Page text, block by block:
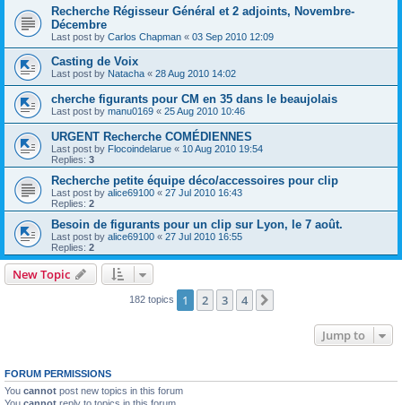
Recherche Régisseur Général et 2 adjoints, Novembre-
Décembre
Last post by Carlos Chapman « 03 Sep 2010 12:09
Casting de Voix
Last post by Natacha « 28 Aug 2010 14:02
cherche figurants pour CM en 35 dans le beaujolais
Last post by manu0169 « 25 Aug 2010 10:46
URGENT Recherche COMÉDIENNES
Last post by Flocoindelarue « 10 Aug 2010 19:54
Replies: 3
Recherche petite équipe déco/accessoires pour clip
Last post by alice69100 « 27 Jul 2010 16:43
Replies: 2
Besoin de figurants pour un clip sur Lyon, le 7 août.
Last post by alice69100 « 27 Jul 2010 16:55
Replies: 2
New Topic
182 topics 1 2 3 4
Jump to
FORUM PERMISSIONS
You cannot post new topics in this forum
You cannot reply to topics in this forum